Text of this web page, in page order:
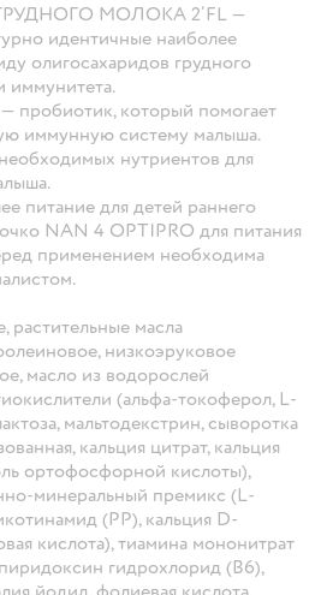
МОЛОКА 2’FL —
идентичные наиболее
олигосахаридов грудного
иммунитета.
— пробиотик, который помогает
иммунную систему малыша.
нутриентов для
питание для детей раннего
NAN 4 OPTIPRO для питания
применением необходима
масла
низкоэруковое
масло из водорослей
(альфа-токоферол, L-
мальтодекстрин, сыворотка
кальция цитрат, кальция
ортофосфорной кислоты),
минеральный премикс (L-
(РР), кальция D-
кислота), тиамина мононитрат
гидрохлорид (В6),